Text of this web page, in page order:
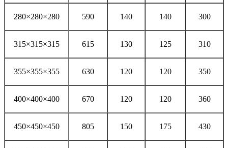
280×280×280 590 140 140 300
315×315×315 615 130 125 310
355×355×355 630 120 120 350
400×400×400 670 120 120 360
450×450×450 805 150 175 430